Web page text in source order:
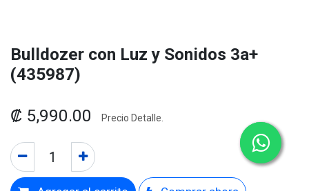
Bulldozer con Luz y Sonidos 3a+
(435987)
₡ 5,990.00 Precio Detalle.